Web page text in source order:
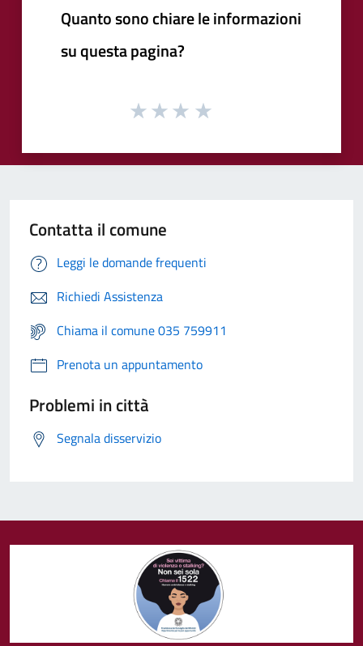
Quanto sono chiare le informazioni
su questa pagina?
Contatta il comune
Leggi le domande frequenti
Richiedi Assistenza
Chiama il comune 035 759911
Prenota un appuntamento
Problemi in città
Segnala disservizio